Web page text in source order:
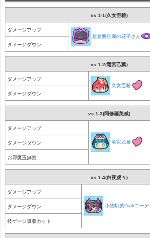
vs 1-1(久女臣椿)
ダメージアップ
超覚醒狂爛の花子さん
ダメージダウン
vs 1-2(竜宮乙葉)
ダメージアップ
久女臣椿
ダメージダウン
vs 1-3(阿修羅美威)
ダメージアップ
竜宮乙葉
ダメージダウン
お邪魔玉無効
vs 1-4(白夜虎々)
ダメージアップ
小牧駒美Darkコーデ
ダメージダウン
技ゲージ吸収カット